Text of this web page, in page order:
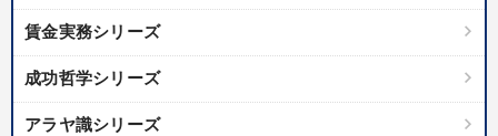
賃金実務シリーズ
成功哲学シリーズ
アラヤ識シリーズ